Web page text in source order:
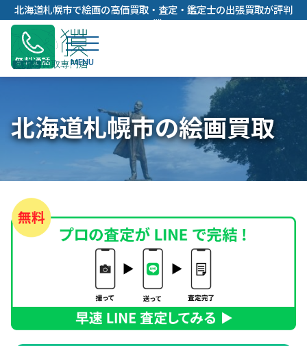
内
容
キ
北海道札幌市で絵画の高価買取・査定・鑑定士の出張買取が評判
の獏
無料通話
北海道札幌市の絵画買取